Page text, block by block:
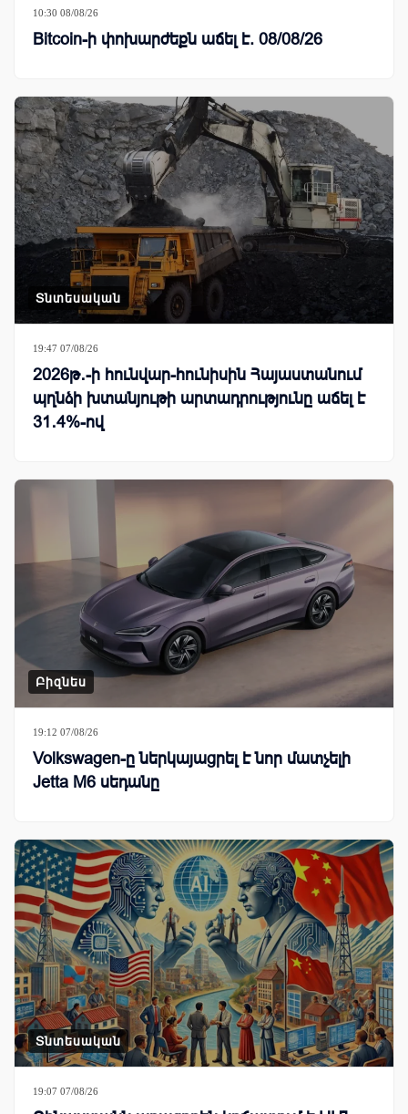
10:30 08/08/26
Bitcoin-ի փոխարժեքն աճել է. 08/08/26
Տնտեսական
19:47 07/08/26
2026թ․-ի հունվար-հունիսին Հայաստանում
պղնձի խտանյութի արտադրությունը աճել է
31․4%-ով
Բիզնես
19:12 07/08/26
Volkswagen-ը ներկայացրել է նոր մատչելի
Jetta M6 սեդանը
Տնտեսական
19:07 07/08/26